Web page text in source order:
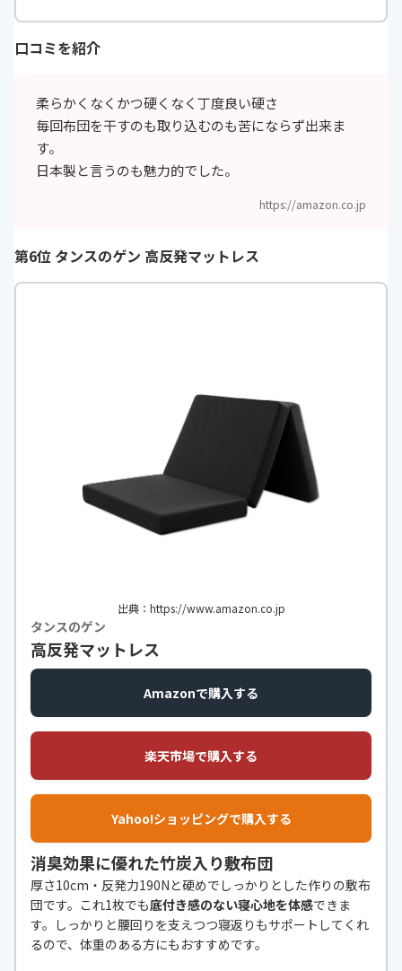
口コミを紹介
柔らかくなくかつ硬くなく丁度良い硬さ
毎回布団を干すのも取り込むのも苦にならず出来ま
す。
日本製と言うのも魅力的でした。
https://amazon.co.jp
第6位 タンスのゲン 高反発マットレス
出典：https://www.amazon.co.jp
タンスのゲン
高反発マットレス
Amazonで購入する
楽天市場で購入する
Yahoo!ショッピングで購入する
消臭効果に優れた竹炭入り敷布団
厚さ10cm・反発力190Nと硬めでしっかりとした作りの敷布
団です。これ1枚でも底付き感のない寝心地を体感できま
す。しっかりと腰回りを支えつつ寝返りもサポートしてくれ
るので、体重のある方にもおすすめです。